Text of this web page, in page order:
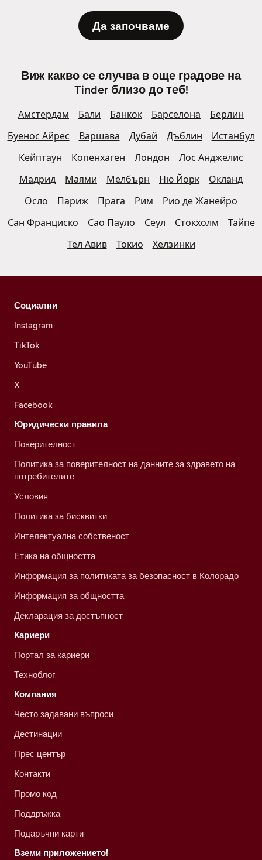
Да започваме
Виж какво се случва в още градове на
Tinder близо до теб!
Амстердам Бали Банкок Барселона
Берлин
Буенос Айрес
Варшава Дубай Дъблин
Истанбул
Кейптаун
Копенхаген Лондон
Лос Анджелис
Мадрид
Маями Мелбърн Ню Йорк
Окланд
Осло
Париж Прага Рим
Рио де Жанейро
Сан Франциско
Сао Пауло Сеул Стокхолм
Тайпе
Тел Авив
Токио Хелзинки
Социални
Instagram
TikTok
YouTube
X
Facebook
Юридически правила
Поверителност
Политика за поверителност на данните за здравето на
потребителите
Условия
Политика за бисквитки
Интелектуална собственост
Етика на общността
Информация за политиката за безопасност в Колорадо
Информация за общността
Декларация за достъпност
Кариери
Портал за кариери
Техноблог
Компания
Често задавани въпроси
Дестинации
Прес център
Контакти
Промо код
Поддръжка
Подаръчни карти
Вземи приложението!